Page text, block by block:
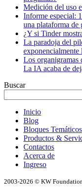
Medición del uso
Informe especial:
una plataforma de
¿Y si Tinder
La paradoja del
Los organigramas
La IA acaba de
Buscar
Inicio
Blog
Bloques Temáticos
Productos &
Contactos
Acerca de
Ingreso
2003-2026 © KW